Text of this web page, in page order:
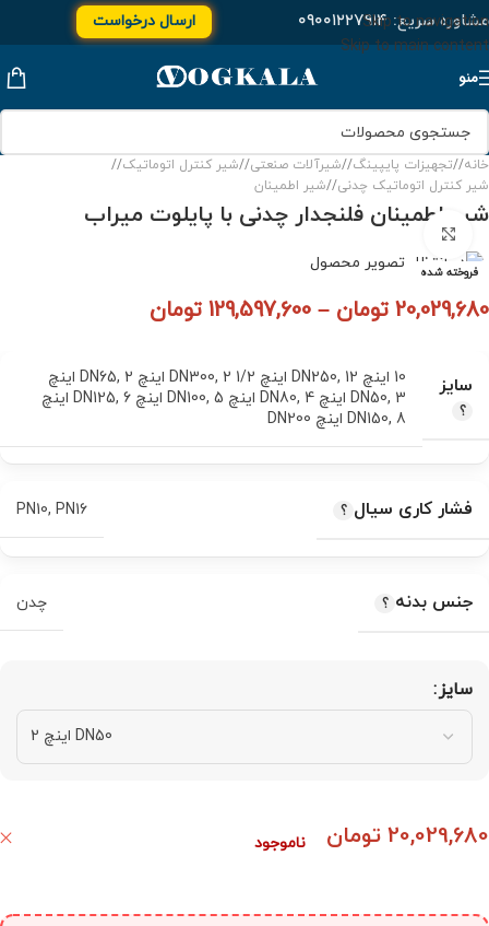
Skip to navigation
Skip to main content
مشاوره سریع:۰۹۰۰۱۲۲۷۹۱۴ ارسال درخواست
منو
خانه/ تجهیزات پایپینگ/ شیرآلات صنعتی/ شیر کنترل اتوماتیک/
شیر کنترل اتوماتیک چدنی/ شیر اطمینان
شیر اطمینان فلنجدار چدنی با پایلوت میراب
فروخته شده
برای بزرگنمایی کلیک کنید
20,029,680 تومان –
129,597,600 تومان
سایز 10 اینچ DN250 , 12 اینچ DN300 , 2 1/2 اینچ DN65 ,
2 اینچ
DN50, 3 اینچ DN80 , 4 اینچ DN100 , 5 اینچ DN125 ,
6 اینچ
DN150, 8 اینچ DN200
فشار کاری سیال PN10, PN16
جنس بدنه چدن
سایز
20,029,680 تومان ناموجود